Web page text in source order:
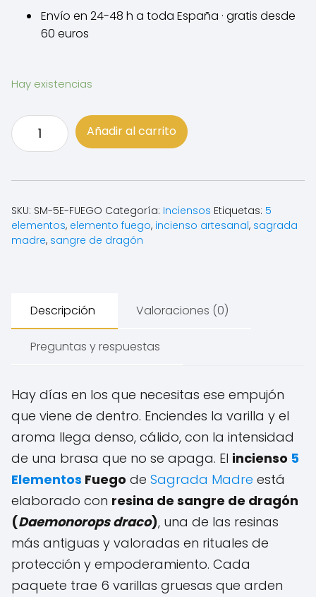
Envío en 24-48 h a toda España · gratis desde
60 euros
Hay existencias
Incienso
5
Fuego
Fuerza
|
Sangre
Sagrada
cantidad
Añadir al carrito
SKU: SM-5E-FUEGO Categoría: Inciensos Etiquetas: 5
elementos, elemento fuego, incienso artesanal, sagrada
madre, sangre de dragón
Descripción Valoraciones (0)
Preguntas y respuestas
Hay días en los que necesitas ese empujón
que viene de dentro. Enciendes la varilla y el
aroma llega denso, cálido, con la intensidad
de una brasa que no se apaga. El incienso 5
Elementos Fuego de Sagrada Madre está
elaborado con resina de sangre de dragón
(Daemonorops draco), una de las resinas
más antiguas y valoradas en rituales de
protección y empoderamiento. Cada
paquete trae 6 varillas gruesas que arden